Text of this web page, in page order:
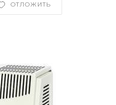
ОТЛОЖИТЬ